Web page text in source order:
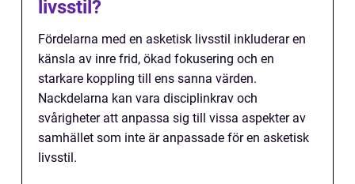
livsstil?
Fördelarna med en asketisk livsstil inkluderar en
känsla av inre frid, ökad fokusering och en
starkare koppling till ens sanna värden.
Nackdelarna kan vara disciplinkrav och
svårigheter att anpassa sig till vissa aspekter av
samhället som inte är anpassade för en asketisk
livsstil.